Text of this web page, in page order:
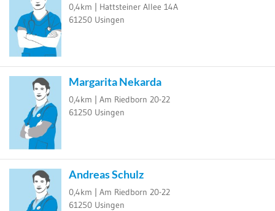
0,4km | Hattsteiner Allee 14A
61250 Usingen
Margarita Nekarda
0,4km | Am Riedborn 20-22
61250 Usingen
Andreas Schulz
0,4km | Am Riedborn 20-22
61250 Usingen